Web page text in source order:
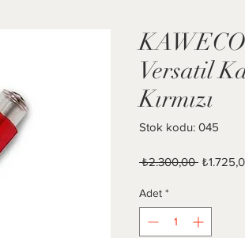
Versatil
Kırmızı
Stok kodu: 045
₺2.300,00 Normal
Adet *